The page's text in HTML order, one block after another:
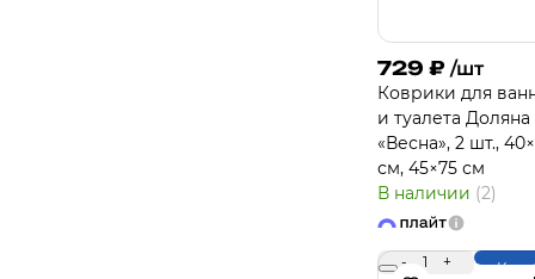
729 ₽ /шт
Коврики для
и туалета Доляна
«Весна», 2 шт.,
см, 45×75 см
В наличии (2)
- 1 +